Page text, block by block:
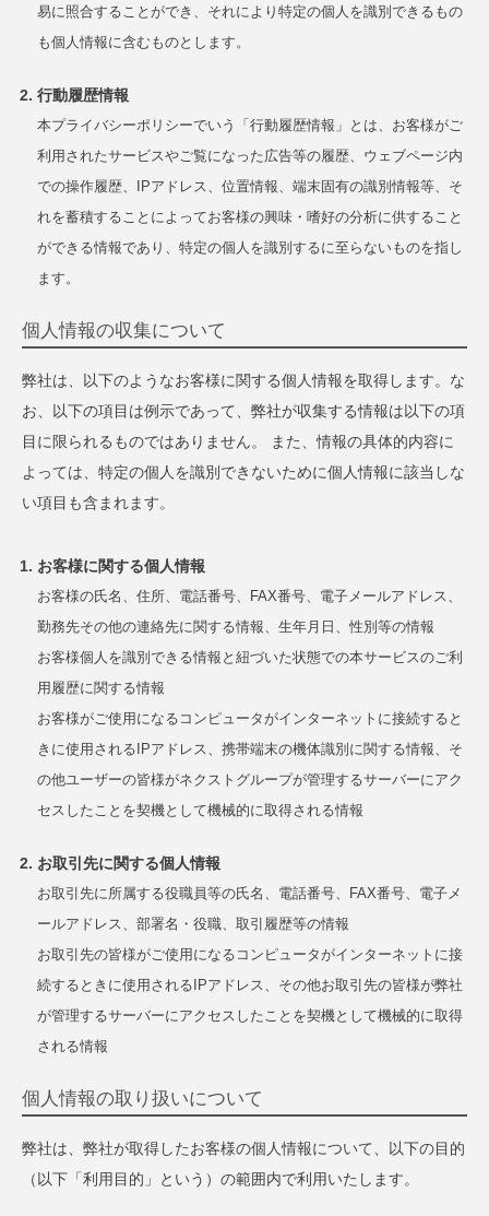
易に照合することができ、それにより特定の個人を識別できるもの
も個人情報に含むものとします。
行動履歴情報
本プライバシーポリシーでいう「行動履歴情報」とは、お客様がご
利用されたサービスやご覧になった広告等の履歴、ウェブページ内
での操作履歴、IPアドレス、位置情報、端末固有の識別情報等、そ
れを蓄積することによってお客様の興味・嗜好の分析に供すること
ができる情報であり、特定の個人を識別するに至らないものを指し
ます。
個人情報の収集について
弊社は、以下のようなお客様に関する個人情報を取得します。な
お、以下の項目は例示であって、弊社が収集する情報は以下の項
目に限られるものではありません。 また、情報の具体的内容に
よっては、特定の個人を識別できないために個人情報に該当しな
い項目も含まれます。
お客様に関する個人情報
お客様の氏名、住所、電話番号、FAX番号、電子メールアドレス、
勤務先その他の連絡先に関する情報、生年月日、性別等の情報
お客様個人を識別できる情報と紐づいた状態での本サービスのご利
用履歴に関する情報
お客様がご使用になるコンピュータがインターネットに接続すると
きに使用されるIPアドレス、携帯端末の機体識別に関する情報、そ
の他ユーザーの皆様がネクストグループが管理するサーバーにアク
セスしたことを契機として機械的に取得される情報
お取引先に関する個人情報
お取引先に所属する役職員等の氏名、電話番号、FAX番号、電子メ
ールアドレス、部署名・役職、取引履歴等の情報
お取引先の皆様がご使用になるコンピュータがインターネットに接
続するときに使用されるIPアドレス、その他お取引先の皆様が弊社
が管理するサーバーにアクセスしたことを契機として機械的に取得
される情報
個人情報の取り扱いについて
弊社は、弊社が取得したお客様の個人情報について、以下の目的
（以下「利用目的」という）の範囲内で利用いたします。